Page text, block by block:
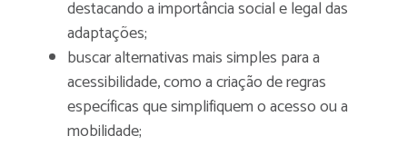
destacando a importância social e legal das
adaptações;
buscar alternativas mais simples para a
acessibilidade, como a criação de regras
específicas que simplifiquem o acesso ou a
mobilidade;